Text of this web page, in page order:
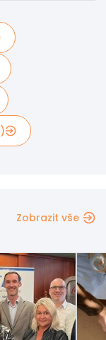
Zobrazit vše